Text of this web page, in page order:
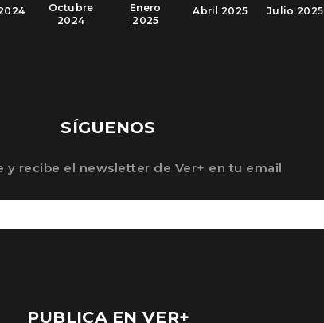
Julio 2025
Abril 2025
Enero
2025
Octubre
2024
SÍGUENOS
y recibe el newsletter de Ver+ en tu email
PUBLICA EN VER+